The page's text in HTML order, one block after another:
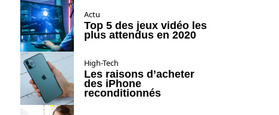
Actu
Top 5 des jeux vidéo les
plus attendus en 2020
High-Tech
Les raisons d’acheter
des iPhone
reconditionnés